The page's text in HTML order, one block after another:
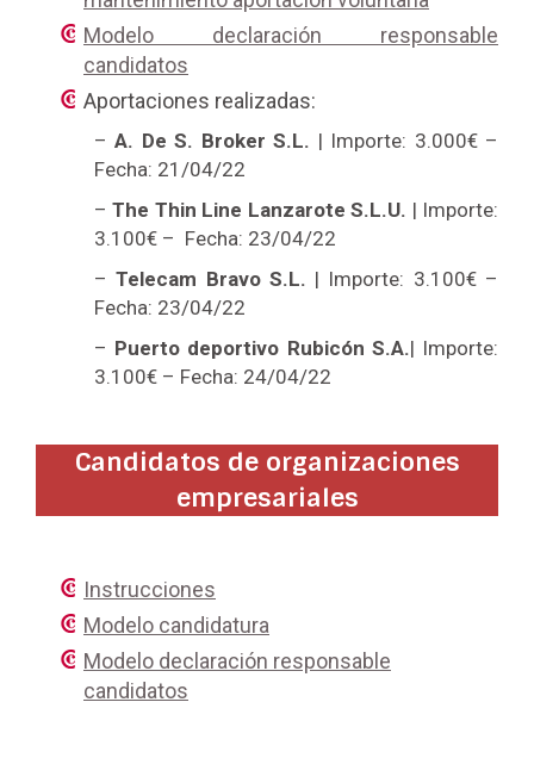
Modelo declaración responsable
candidatos
Aportaciones realizadas:
–A. De S. Broker S.L. | Importe: 3.000€ –
Fecha: 21/04/22
– The Thin Line Lanzarote S.L.U. | Importe:
3.100€ – Fecha: 23/04/22
–Telecam Bravo S.L. | Importe: 3.100€ –
Fecha: 23/04/22
– Puerto deportivo Rubicón S.A.| Importe:
3.100€ – Fecha: 24/04/22
Candidatos de organizaciones
empresariales
Instrucciones
Modelo candidatura
Modelo declaración responsable
candidatos